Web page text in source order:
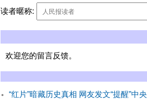
读者暱称:
欢迎您的留言反馈。
“红片”暗藏历史真相 网友发文“提醒”中央